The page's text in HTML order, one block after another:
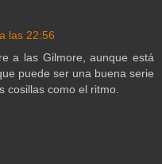
las 22:56
a las Gilmore, aunque está
puede ser una buena serie
cosillas como el ritmo.